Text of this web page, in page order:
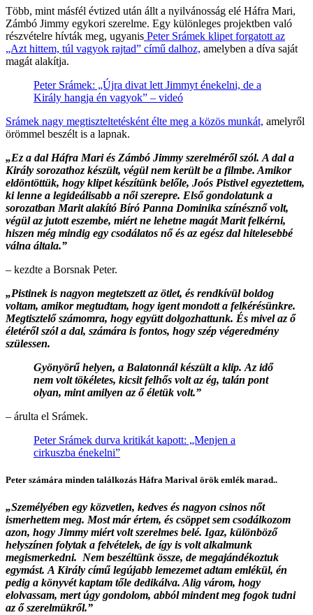
Több, mint másfél évtized után állt a nyilvánosság elé Háfra Mari,
Zámbó Jimmy egykori szerelme. Egy különleges projektben való
részvételre hívták meg, ugyanis Peter Srámek klipet forgatott az
„Azt hittem, túl vagyok rajtad” című dalhoz, amelyben a díva saját
magát alakítja.
Peter Srámek: „Újra divat lett Jimmyt énekelni, de a
Király hangja én vagyok” – videó
Srámek nagy megtiszteltetésként élte meg a közös munkát, amelyről
örömmel beszélt is a lapnak.
„Ez a dal Háfra Mari és Zámbó Jimmy szerelméről szól. A dal a
Király sorozathoz készült, végül nem került be a filmbe. Amikor
eldöntöttük, hogy klipet készítünk belőle, Joós Pistivelegyeztettem,
ki lenne a legideálisabb a női szerepre. Első gondolatunk a
sorozatban Marit alakító Bíró Panna Dominika színésznő volt,
végül az jutott eszembe, miért ne lehetne magát Marit felkérni,
hiszen még mindig egy csodálatos nő és az egész dal hitelesebbé
válna általa.”
– kezdte a Borsnak Peter.
„Pistinek is nagyon megtetszett az ötlet, és rendkívül boldog
voltam, amikor megtudtam, hogy igent mondott a felkérésünkre.
Megtisztelő számomra, hogy együtt dolgozhattunk. És mivel az ő
életéről szól a dal, számára is fontos, hogy szép végeredmény
szülessen.
Gyönyörű helyen, a Balatonnál készült a klip. Az idő
nem volt tökéletes, kicsit felhős volt az ég, talán pont
olyan, mint amilyen az ő életük volt.”
– árulta el Srámek.
Peter Srámek durva kritikát kapott: „Menjen a
cirkuszba énekelni”
Peter számára minden találkozás Háfra Marival örök emlék marad..
„Személyében egy közvetlen, kedves és nagyon csinos nőt
ismerhettem meg. Most már értem, és csöppet sem csodálkozom
azon, hogy Jimmy miért volt szerelmes belé. Igaz, különböző
helyszínen folytak a felvételek, de így is volt alkalmunk
megismerkedni. Nem beszéltünk össze, de megajándékoztuk
egymást. A Király című legújabb lemezemetadtam emlékül, én
pedig a könyvét kaptam tőle dedikálva. Alig várom, hogy
elolvassam, mert úgy gondolom, abból mindent meg fogok tudni
az ő szerelmükről.”